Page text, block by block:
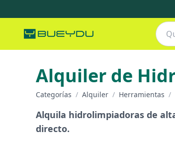
Alquiler de
Categorías / Alquiler / Herramientas /
Alquila hidrolimpiadoras de
directo.